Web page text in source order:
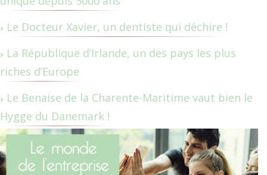
Le Docteur Xavier, un dentiste qui déchire !
La République d’Irlande, un des pays les plus
riches d’Europe
Le Benaise de la Charente-Maritime vaut bien le
Hygge du Danemark !